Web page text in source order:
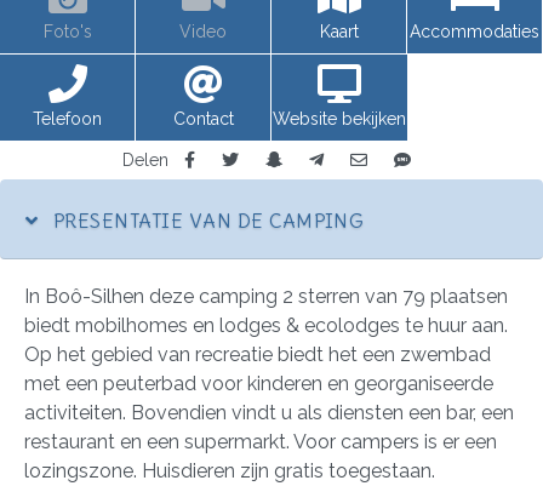
Foto's Video Kaart Accommodaties
Telefoon Contact Website bekijken
Delen
PRESENTATIE VAN DE CAMPING
In Boô-Silhen deze camping 2 sterren van 79 plaatsen
biedt mobilhomes en lodges & ecolodges te huur aan.
Op het gebied van recreatie biedt het een zwembad
met een peuterbad voor kinderen en georganiseerde
activiteiten. Bovendien vindt u als diensten een bar, een
restaurant en een supermarkt. Voor campers is er een
lozingszone. Huisdieren zijn gratis toegestaan.